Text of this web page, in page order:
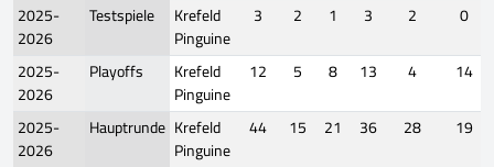
2025-
2026
Testspiele
Krefeld
Pinguine
3 2 1 3 2
0
2025-
2026
Playoffs
Krefeld
Pinguine
12 5 8 13 4
14
2025-
2026
Hauptrunde Krefeld
Pinguine
44 15 21 36 28
19